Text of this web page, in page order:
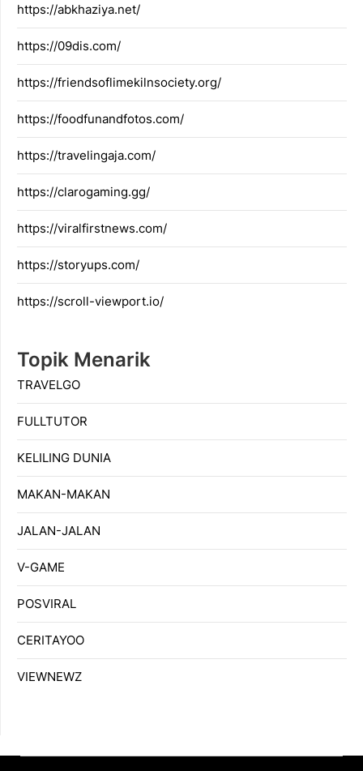
https://abkhaziya.net/
https://09dis.com/
https://friendsoflimekilnsociety.org/
https://foodfunandfotos.com/
https://travelingaja.com/
https://clarogaming.gg/
https://viralfirstnews.com/
https://storyups.com/
https://scroll-viewport.io/
Topik Menarik
TRAVELGO
FULLTUTOR
KELILING DUNIA
MAKAN-MAKAN
JALAN-JALAN
V-GAME
POSVIRAL
CERITAYOO
VIEWNEWZ